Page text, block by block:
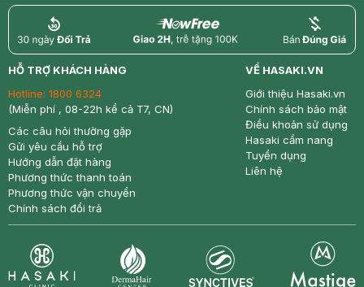
return nowfree price
HỖ TRỢ KHÁCH HÀNG
Hotline: 1800 6324
(Miễn phí , 08-22h kể cả T7, CN)
Các câu hỏi thường gặp
Gửi yêu cầu hỗ trợ
Hướng dẫn đặt hàng
Phương thức thanh toán
Phương thức vận chuyển
Chính sách đổi trả
VỀ HASAKI.VN
Giới thiệu Hasaki.vn
Chính sách bảo mật
Điều khoản sử dụng
Hasaki cẩm nang
Tuyển dụng
Liên hệ